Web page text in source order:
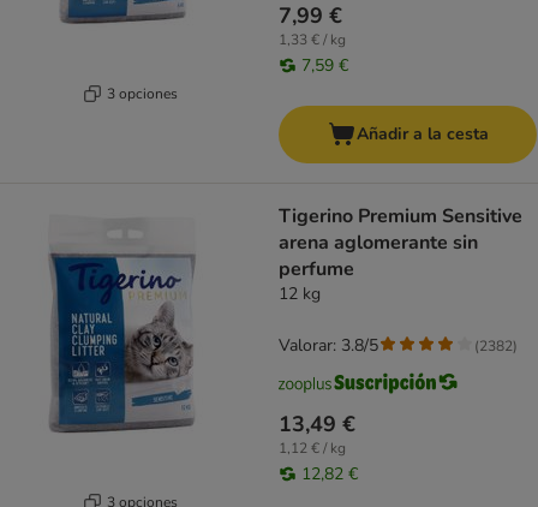
3 opciones
7,99 €
1,33 € / kg
7,59 €
Añadir a la cesta
3 opciones
Tigerino Premium Sensitive
arena aglomerante sin
perfume
12 kg
13,49 €
1,12 € / kg
12,82 €
Valorar: 3.8/5 (2382)